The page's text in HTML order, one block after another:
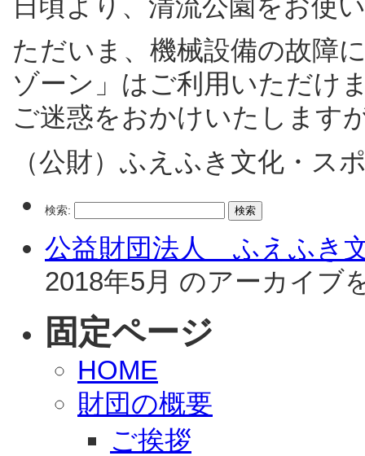
ただいま、機械設備の故障
ゾーン」はご利用いただけ
ご迷惑をおかけいたします
（公財）ふえふき文化・ス
検索:
公益財団法人 ふえふき
2018年5月 のアーカイブ
固定ページ
HOME
財団の概要
ご挨拶